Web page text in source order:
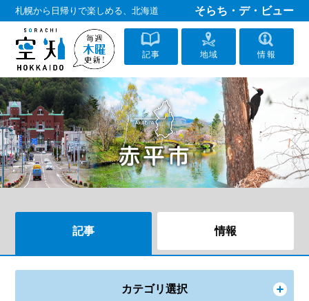
札幌から日帰りで楽しめる、北海道 そらち・デ・ビュー
記事 地域 情報
記事 情報
カテゴリ選択